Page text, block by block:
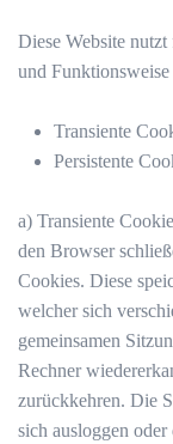
Diese Website
und
Transiente
Persistente
a) Transiente
den Browser
Cookies. Diese
welcher sich
gemeinsamen
Rechner
zurückkehren. Die
sich ausloggen